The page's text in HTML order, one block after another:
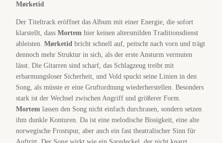
Mørketid
Der Titeltrack eröffnet das Album mit einer Energie, die sofort
klarstellt, dass Mortem hier keinen altersmilden Traditionsdienst
ableisten. Mørketid bricht schnell auf, peitscht nach vorn und trägt
dennoch mehr Struktur in sich, als der erste Ansturm vermuten
lässt. Die Gitarren sind scharf, das Schlagzeug treibt mit
erbarmungsloser Sicherheit, und Vold spuckt seine Linien in den
Song, als müsste er eine Gruftordnung wiederherstellen. Besonders
stark ist der Wechsel zwischen Angriff und größerer Form.
Mortem lassen den Song nicht einfach durchrasen, sondern setzen
ihm dunkle Konturen. Da ist eine melodische Bissigkeit, eine alte
norwegische Frostspur, aber auch ein fast theatralischer Sinn für